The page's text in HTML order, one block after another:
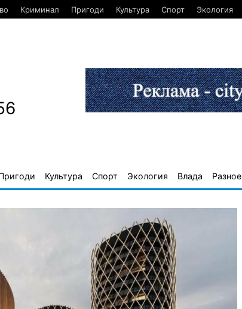
Криминал Пригоди Культура Спорт Экология
Культура Спорт Экология Влада Разное